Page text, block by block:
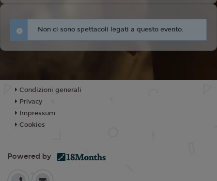
Non ci sono spettacoli legati a questo evento.
Condizioni generali
Privacy
Impressum
Cookies
Powered by